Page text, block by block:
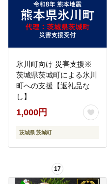
氷川町向け 災害支援※
茨城県茨城町による氷川
町への支援【返礼品な
し】
1,000円
茨城県 茨城町
17